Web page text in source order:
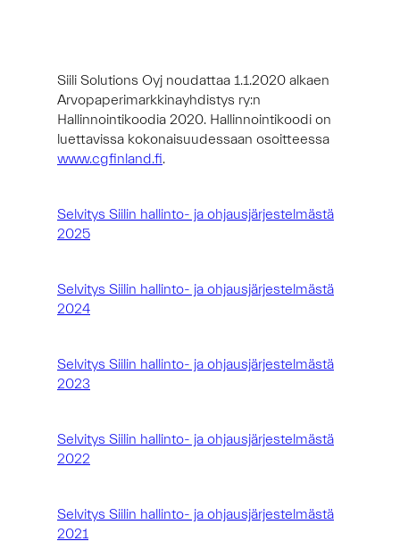
Siili Solutions Oyj noudattaa 1.1.2020 alkaen
Arvopaperimarkkinayhdistys ry:n
Hallinnointikoodia 2020. Hallinnointikoodi on
luettavissa kokonaisuudessaan osoitteessa
www.cgfinland.fi.
Selvitys Siilin hallinto- ja ohjausjärjestelmästä
2025
Selvitys Siilin hallinto- ja ohjausjärjestelmästä
2024
Selvitys Siilin hallinto- ja ohjausjärjestelmästä
2023
Selvitys Siilin hallinto- ja ohjausjärjestelmästä
2022
Selvitys Siilin hallinto- ja ohjausjärjestelmästä
2021